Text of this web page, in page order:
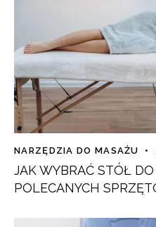
NARZĘDZIA DO MASAŻU
JAK WYBRAĆ STÓŁ
POLECANYCH